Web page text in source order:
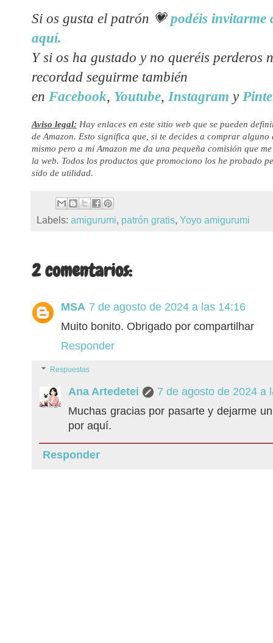
Si os gusta el patrón 💗podéis
aquí.
Y si os ha gustado y no queréis perderos
recordad seguirme también
en Facebook, Youtube, Instagram y
Aviso legal: Hay enlaces en este sitio web que se pueden
de Amazon. Esto significa que, si te decides a comprar
mismo pero a mí Amazon me da una pequeña comisión que
la web. Todos los productos que promociono los he probado
sido de utilidad.
Labels: amigurumi, patrón gratis, Yoyo amigurumi
2 comentarios:
MSA 7 de agosto de 2024 a las 14:16
Muito bonito. Obrigado por compartilhar
Responder
Respuestas
Ana Artedetei
7 de agosto de 2024 a
Muchas gracias por pasarte y dejarme
por aquí.
Responder